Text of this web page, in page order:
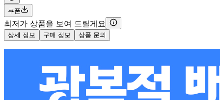
쿠폰
최저가 상품을 보여 드릴게요
상세 정보 구매 정보 상품 문의